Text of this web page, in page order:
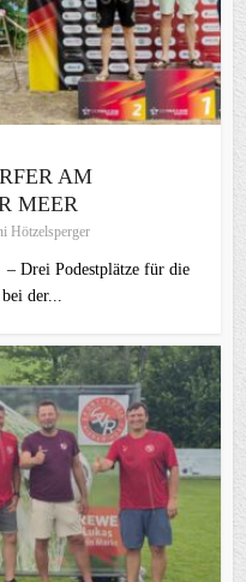
AM
MEER
Hötzelsperger
– Drei Podestplätze für die
der...